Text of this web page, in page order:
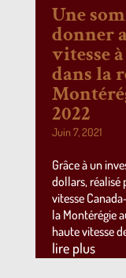
Une
donner
vitesse
dans la
2022
Juin 7, 2021
Grâce à un
dollars, réalisé
vitesse
la Montérégie
haute vitesse
lire plus